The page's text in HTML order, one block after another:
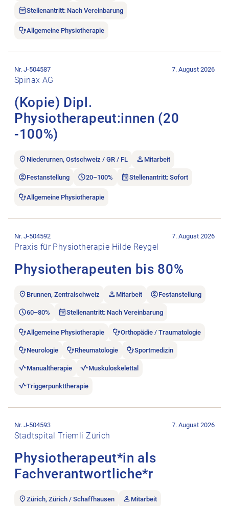
Stellenantritt: Nach Vereinbarung
Allgemeine Physiotherapie
Spinax AG
(Kopie) Dipl.
Physiotherapeut:innen (20
-100%)
Nr. J-504587 7. August 2026
Niederurnen, Ostschweiz / GR / FL Mitarbeit
Festanstellung 20–100% Stellenantritt: Sofort
Allgemeine Physiotherapie
Praxis für Physiotherapie Hilde Reygel
Physiotherapeuten bis 80%
Nr. J-504592 7. August 2026
Brunnen, Zentralschweiz Mitarbeit Festanstellung
60–80% Stellenantritt: Nach Vereinbarung
Allgemeine Physiotherapie Orthopädie / Traumatologie
Neurologie Rheumatologie Sportmedizin
Manualtherapie Muskuloskelettal
Triggerpunkttherapie
Stadtspital Triemli Zürich
Physiotherapeut*in als
Fachverantwortliche*r
Nr. J-504593 7. August 2026
Zürich, Zürich / Schaffhausen Mitarbeit